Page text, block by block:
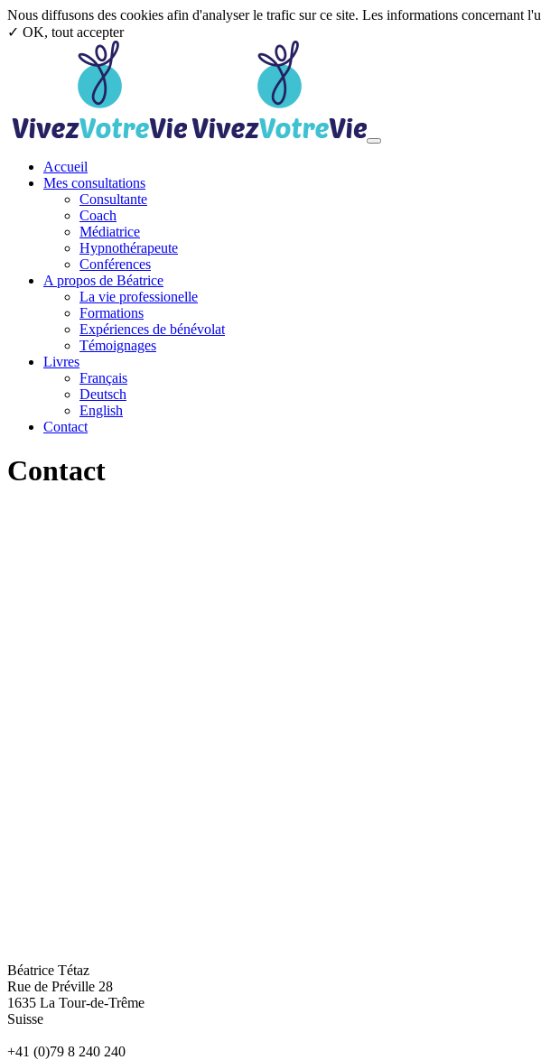
Nous diffusons des cookies afin d'analyser le trafic sur ce site. Les informations concernant
✓ OK, tout accepter
Aller au contenu principal
Toggle navigation
Accueil
Mes consultations
Consultante
Coach
Médiatrice
Hypnothérapeute
Conférences
A propos de Béatrice
La vie professionelle
Formations
Expériences de bénévolat
Témoignages
Livres
Français
Deutsch
English
Contact
Contact
Béatrice Tétaz
Rue de Préville 28
1635 La Tour-de-Trême
Suisse
+41 (0)79 8 240 240